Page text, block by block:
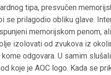
tipa, presvučen
se prilagodio obliku glave.
memorijskom penom,
izolovati od zvukova iz
odgovara. U samim
koje je AOC logo. Kada se